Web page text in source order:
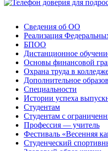
Сведения об ОО
Реализация
БПОО
Дистанционное
Основы финансовой
Охрана труда в
Дополнительное
Специальности
Истории успеха
Студентам
Студентам с
Профессия — учитель
Фестиваль «Весенняя
Студенческий